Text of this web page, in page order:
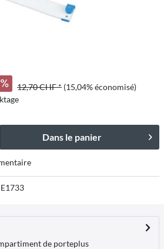
12,70 CHF * (15,04% économisé)
Dans le panier
E1733
de porteplus